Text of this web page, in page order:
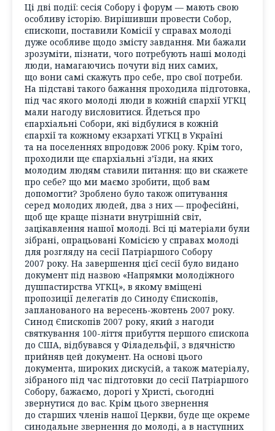
Ці дві події: сесія Собору і форум — мають свою
особливу історію. Вирішивши провести Собор,
єпископи, поставили Комісії у справах молоді
дуже особливе щодо змісту завдання. Ми бажали
зрозуміти, пізнати, чого потребують наші молоді
люди, намагаючись почути від них самих,
що вони самі скажуть про себе, про свої потреби.
На підставі такого бажання проходила підготовка,
під час якого молоді люди в кожній єпархії УГКЦ
мали нагоду висловитися. Йдеться про
єпархіальні Собори, які відбулися в кожній
єпархії та кожному екзархаті УГКЦ в Україні
та на поселеннях впродовж 2006 року. Крім того,
проходили ще єпархіальні з’їзди, на яких
молодим людям ставили питання: що ви скажете
про себе? що ми маємо зробити, щоб вам
допомогти? Зроблено було також опитування
серед молодих людей, два з них — професійні,
щоб ще краще пізнати внутрішній світ,
зацікавлення нашої молоді. Всі ці матеріали були
зібрані, опрацьовані Комісією у справах молоді
для розгляду на сесії Патріаршого Собору
2007 року. На завершення цієї сесії було видано
документ під назвою «Напрямки молодіжного
душпастирства УГКЦ», в якому вміщені
пропозиції делегатів до Синоду Єпископів,
запланованого на вересень-жовтень 2007 року.
Синод Єпископів 2007 року, який з нагоди
святкування 100-ліття прибуття першого єпископа
до США, відбувався у Філадельфії, з вдячністю
прийняв цей документ. На основі цього
документа, широких дискусій, а також матеріалу,
зібраного під час підготовки до сесії Патріаршого
Собору, бажаємо, дорогі у Христі, сьогодні
звернутися до вас. Крім цього звернення
до старших членів нашої Церкви, буде ще окреме
синодальне звернення до молоді, а в наступних